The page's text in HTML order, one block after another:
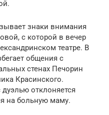
знаки внимания
с которой в вечер
театре. В
общения с
стенах Печорин
Красинского.
отклоняется
на больную маму.